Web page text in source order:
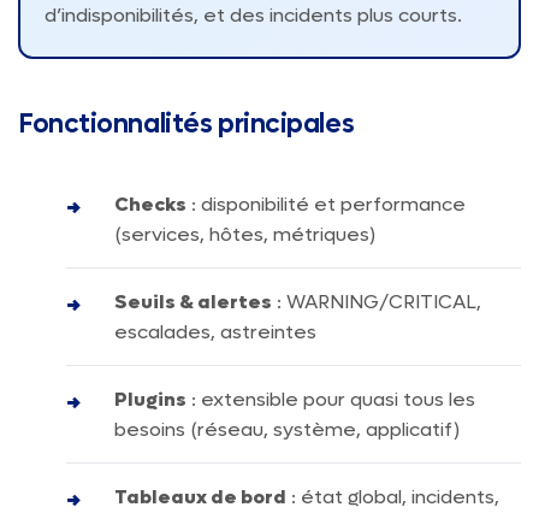
d’indisponibilités, et des incidents plus courts.
Fonctionnalités principales
Checks : disponibilité et performance
(services, hôtes, métriques)
Seuils & alertes : WARNING/CRITICAL,
escalades, astreintes
Plugins : extensible pour quasi tous les
besoins (réseau, système, applicatif)
Tableaux de bord : état global, incidents,